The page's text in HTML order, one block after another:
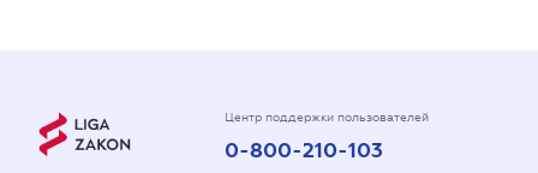
Центр поддержки пользователей
0-800-210-103